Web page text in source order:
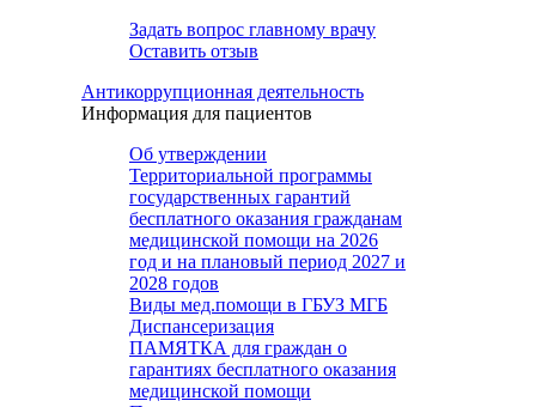
Задать вопрос главному врачу
Оставить отзыв
Антикоррупционная деятельность
Информация для пациентов
Об утверждении
Территориальной программы
государственных гарантий
бесплатного оказания гражданам
медицинской помощи на 2026
год и на плановый период 2027 и
2028 годов
Виды мед.помощи в ГБУЗ МГБ
Диспансеризация
ПАМЯТКА для граждан о
гарантиях бесплатного оказания
медицинской помощи